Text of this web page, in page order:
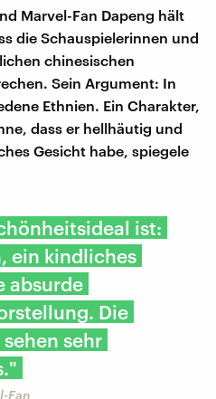
Marvel-Fan Dapeng hält
die Schauspielerinnen und
chinesischen
Sein Argument: In
Ethnien. Ein Charakter,
dass er hellhäutig und
Gesicht habe, spiegele
ist:
ein kindliches
absurde
Die
sehr
Fan